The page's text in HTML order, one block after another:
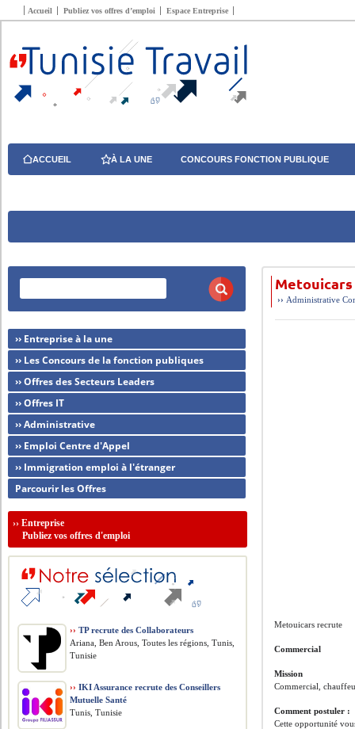
Accueil Publiez vos offres d’emploi Espace Entreprise
ACCUEIL À LA UNE CONCOURS FONCTION PUBLIQUE
›› Administrative
Metouicars recrute
Commercial
Mission
Commercial,
Comment postuler :
Cette opportunité
›› Entreprise à la une
›› Les Concours de la fonction publiques
›› Offres des Secteurs Leaders
›› Offres IT
›› Administrative
›› Emploi Centre d'Appel
›› Immigration emploi à l'étranger
Parcourir les Offres
››Entreprise
Publiez vos offres d'emploi
›› TP recrute des Collaborateurs
Ariana, Ben Arous, Toutes les régions, Tunis,
Tunisie
›› IKI Assurance recrute des Conseillers
Mutuelle Santé
Tunis, Tunisie